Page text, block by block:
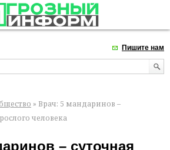
Пишите нам
» Врач: 5 мандаринов –
человека
– суточная